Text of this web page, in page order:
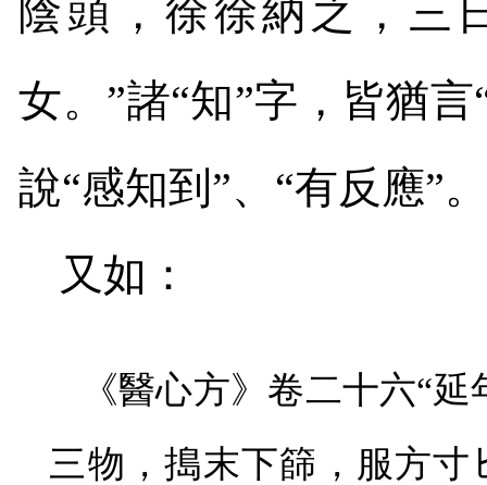
陰頭，徐徐納之，三
女。”諸“知”字，皆猶
說“感知到”、“有反應”
又如：
《醫心方》卷二十六“
三物，搗末下篩，服方